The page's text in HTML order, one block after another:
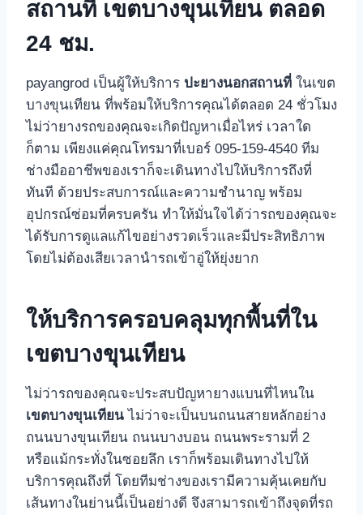
สถานที่ เขตบางขุนเทียน ตลอด
24 ชม.
payangrod เป็นผู้ให้บริการ ปะยางนอกสถานที่ ในเขต
บางขุนเทียน ที่พร้อมให้บริการคุณได้ตลอด 24 ชั่วโมง
ไม่ว่ายางรถของคุณจะเกิดปัญหาเมื่อไหร่ เวลาใด
ก็ตาม เพียงแค่คุณโทรมาที่เบอร์ 095-159-4540 ทีม
ช่างมืออาชีพของเราก็จะเดินทางไปให้บริการถึงที่
ทันที ด้วยประสบการณ์และความชำนาญ พร้อม
อุปกรณ์ซ่อมที่ครบครัน ทำให้มั่นใจได้ว่ารถของคุณจะ
ได้รับการดูแลแก้ไขอย่างรวดเร็วและมีประสิทธิภาพ
โดยไม่ต้องเสียเวลานำรถเข้าอู่ให้ยุ่งยาก
ให้บริการครอบคลุมทุกพื้นที่ใน
เขตบางขุนเทียน
ไม่ว่ารถของคุณจะประสบปัญหายางแบนที่ไหนใน
เขตบางขุนเทียน ไม่ว่าจะเป็นบนถนนสายหลักอย่าง
ถนนบางขุนเทียน ถนนบางบอน ถนนพระรามที่ 2
หรือแม้กระทั่งในซอยลึก เราก็พร้อมเดินทางไปให้
บริการคุณถึงที่ โดยทีมช่างของเรามีความคุ้นเคยกับ
เส้นทางในย่านนี้เป็นอย่างดี จึงสามารถเข้าถึงจุดที่รถ